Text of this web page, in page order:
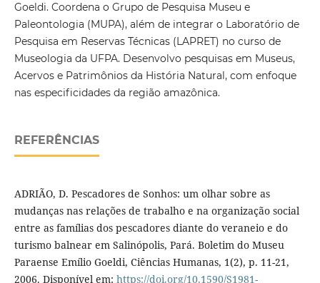
Goeldi. Coordena o Grupo de Pesquisa Museu e
Paleontologia (MUPA), além de integrar o Laboratório de
Pesquisa em Reservas Técnicas (LAPRET) no curso de
Museologia da UFPA. Desenvolvo pesquisas em Museus,
Acervos e Patrimônios da História Natural, com enfoque
nas especificidades da região amazônica.
REFERÊNCIAS
ADRIÃO, D. Pescadores de Sonhos: um olhar sobre as
mudanças nas relações de trabalho e na organização social
entre as famílias dos pescadores diante do veraneio e do
turismo balnear em Salinópolis, Pará. Boletim do Museu
Paraense Emílio Goeldi, Ciências Humanas, 1(2), p. 11-21,
2006. Disponível em: https://doi.org/10.1590/S1981-